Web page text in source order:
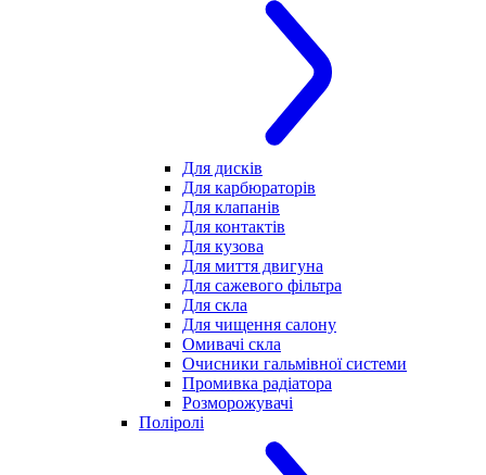
Для дисків
Для карбюраторів
Для клапанів
Для контактів
Для кузова
Для миття двигуна
Для сажевого фільтра
Для скла
Для чищення салону
Омивачі скла
Очисники гальмівної системи
Промивка радіатора
Розморожувачі
Поліролі